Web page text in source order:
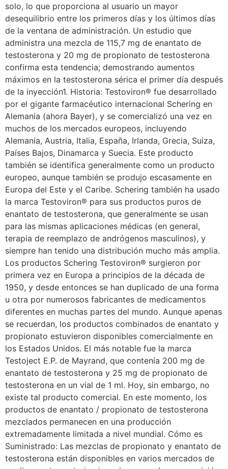
solo, lo que proporciona al usuario un mayor
desequilibrio entre los primeros días y los últimos días
de la ventana de administración. Un estudio que
administra una mezcla de 115,7 mg de enantato de
testosterona y 20 mg de propionato de testosterona
confirma esta tendencia; demostrando aumentos
máximos en la testosterona sérica el primer día después
de la inyección1. Historia: Testoviron® fue desarrollado
por el gigante farmacéutico internacional Schering en
Alemania (ahora Bayer), y se comercializó una vez en
muchos de los mercados europeos, incluyendo
Alemania, Austria, Italia, España, Irlanda, Grecia, Suiza,
Países Bajos, Dinamarca y Suecia. Este producto
también se identifica generalmente como un producto
europeo, aunque también se produjo escasamente en
Europa del Este y el Caribe. Schering también ha usado
la marca Testoviron® para sus productos puros de
enantato de testosterona, que generalmente se usan
para las mismas aplicaciones médicas (en general,
terapia de reemplazo de andrógenos masculinos), y
siempre han tenido una distribución mucho más amplia.
Los productos Schering Testoviron® surgieron por
primera vez en Europa a principios de la década de
1950, y desde entonces se han duplicado de una forma
u otra por numerosos fabricantes de medicamentos
diferentes en muchas partes del mundo. Aunque apenas
se recuerdan, los productos combinados de enantato y
propionato estuvieron disponibles comercialmente en
los Estados Unidos. El más notable fue la marca
Testoject E.P. de Mayrand, que contenía 200 mg de
enantato de testosterona y 25 mg de propionato de
testosterona en un vial de 1 ml. Hoy, sin embargo, no
existe tal producto comercial. En este momento, los
productos de enantato / propionato de testosterona
mezclados permanecen en una producción
extremadamente limitada a nivel mundial. Cómo es
Suministrado: Las mezclas de propionato y enantato de
testosterona están disponibles en varios mercados de